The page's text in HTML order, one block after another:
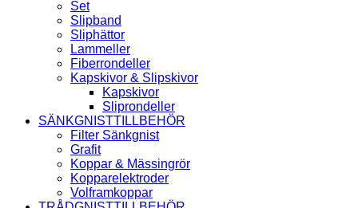
Set
Slipband
Sliphättor
Lammeller
Fiberrondeller
Kapskivor & Slipskivor
Kapskivor
Sliprondeller
SÄNKGNISTTILLBEHÖR
Filter Sänkgnist
Grafit
Koppar & Mässingrör
Kopparelektroder
Volframkoppar